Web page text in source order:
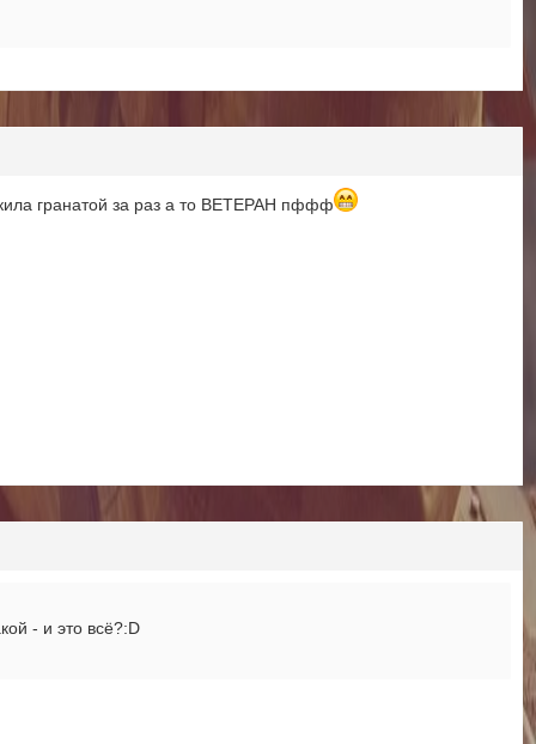
гранатой за раз а то ВЕТЕРАН пффф
- и это всё?:D